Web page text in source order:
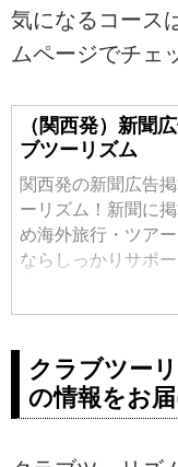
気になるコース
ムページでチェ
（関西発）新聞
ブツーリズム
関西発の新聞広告
ーリズム！新聞に
め海外旅行・ツア
ならしっかりサポ
クラブツー
の情報をお届